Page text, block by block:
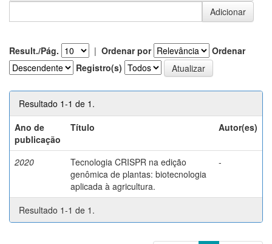
Result./Pág. | Ordenar por
Ordenar
Registro(s)
Resultado 1-1 de 1.
Ano de
publicação
Título Autor(es)
2020
Tecnologia CRISPR na edição
genômica de plantas: biotecnologia
aplicada à agricultura.
-
Resultado 1-1 de 1.